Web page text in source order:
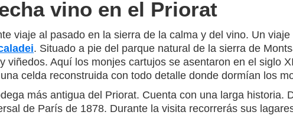
vino en el Priorat
viaje al pasado en la sierra de la calma y del vino. Un
. Situado a pie del parque natural de la sierra de
viñedos. Aquí los monjes cartujos se asentaron en el siglo
celda reconstruida con todo detalle donde dormían los
más antigua del Priorat. Cuenta con una larga
de París de 1878. Durante la visita recorrerás sus